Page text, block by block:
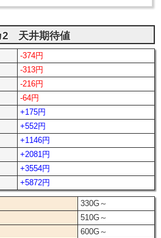
2 天井期待値
-374円
-313円
-216円
-64円
+175円
+552円
+1146円
+2081円
+3554円
+5872円
330G～
510G～
600G～